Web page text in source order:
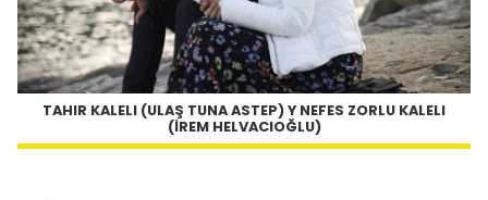
TAHIR KALELI (ULAŞ TUNA ASTEP) Y NEFES ZORLU KALELI
(İREM HELVACIOĞLU)